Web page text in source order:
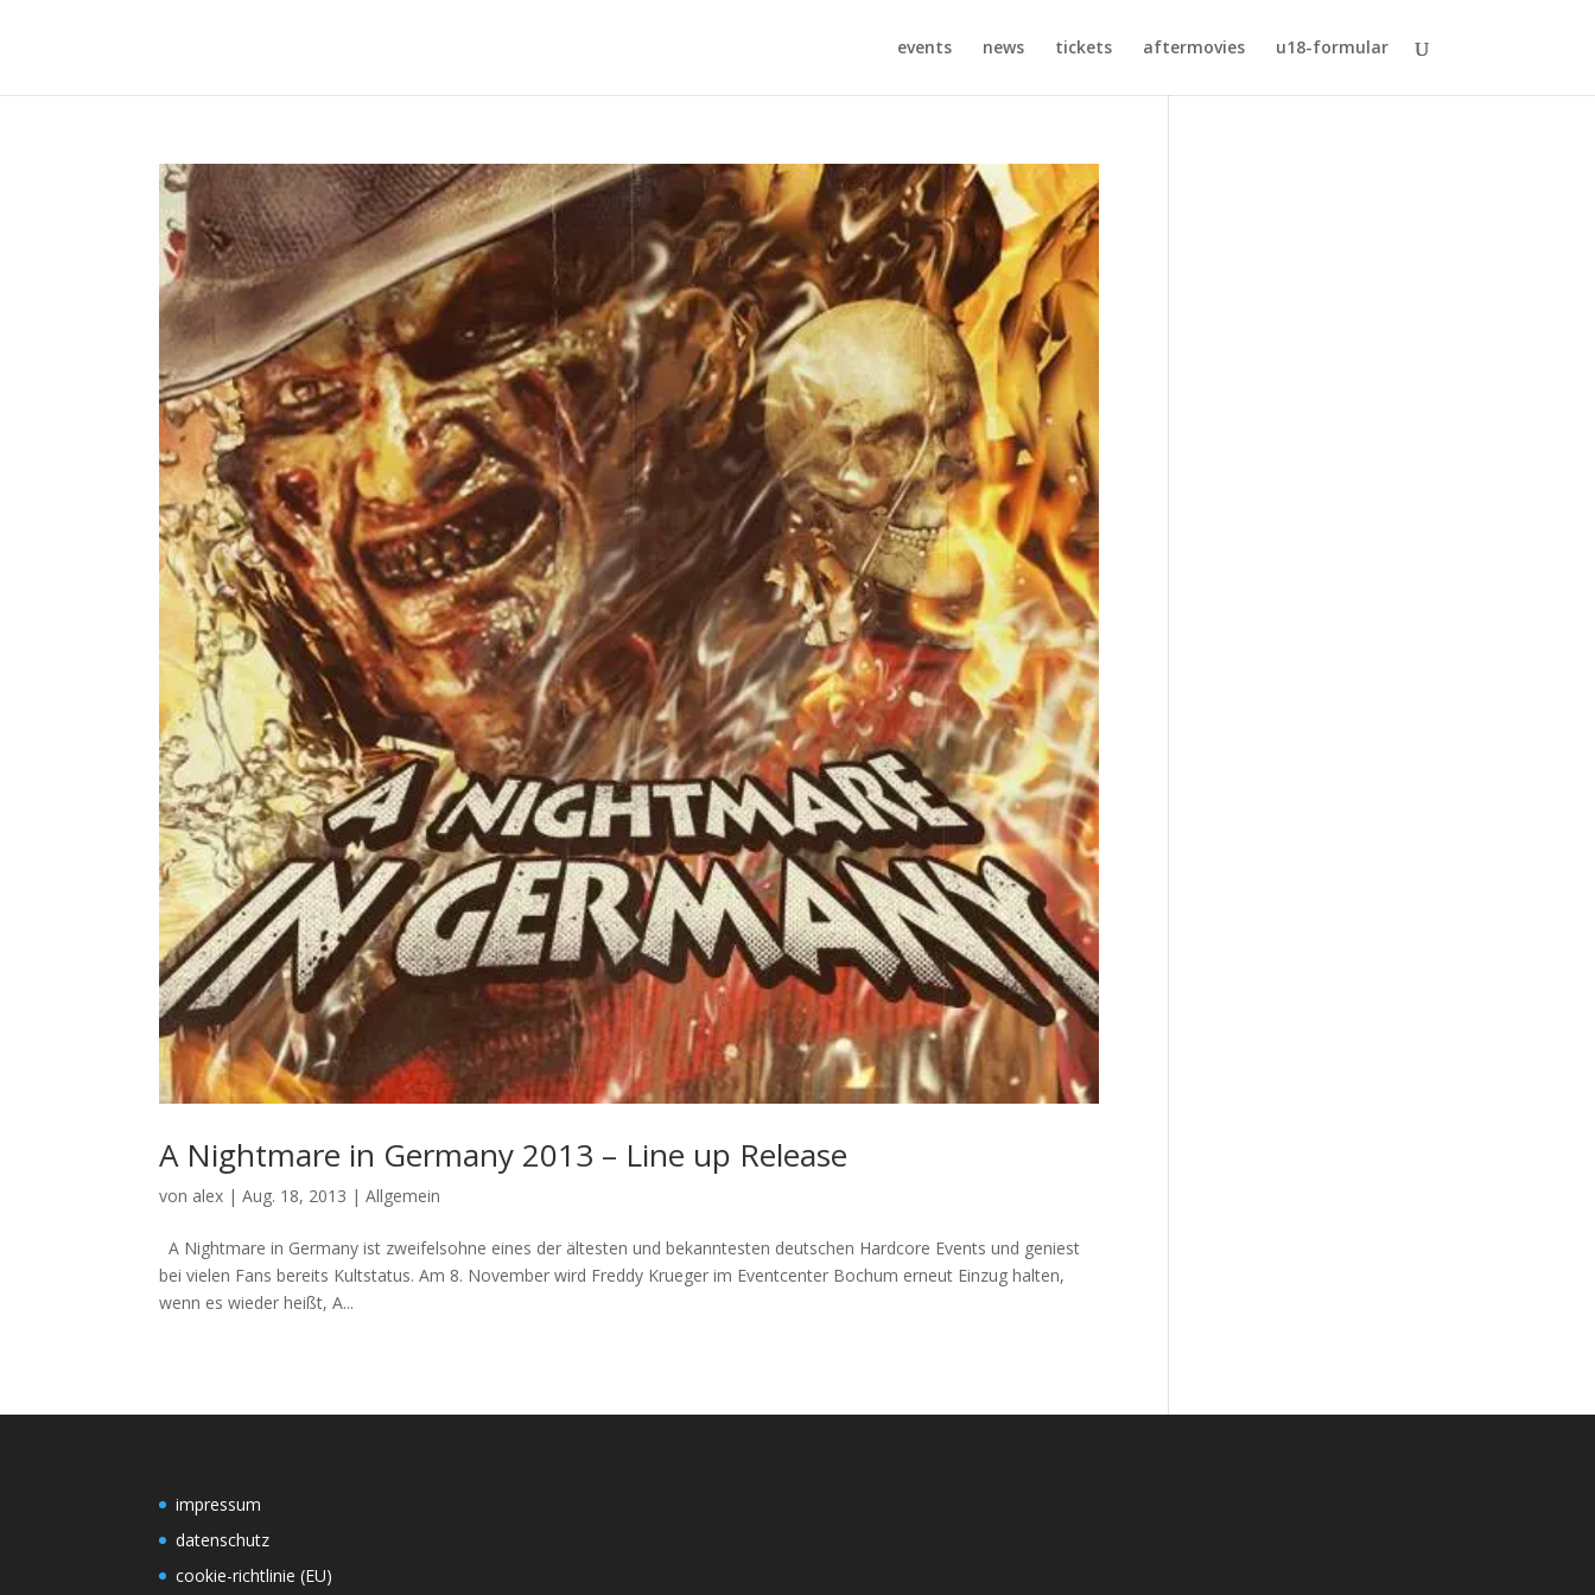
events news tickets aftermovies u18-formular
A Nightmare in Germany 2013 – Line up Release
von alex |Aug. 18, 2013 |Allgemein
A Nightmare in Germany ist zweifelsohne eines der ältesten und bekanntesten deutschen Hardcore Events und geniest
bei vielen Fans bereits Kultstatus. Am 8. November wird Freddy Krueger im Eventcenter Bochum erneut Einzug halten,
wenn es wieder heißt, A...
impressum
datenschutz
cookie-richtlinie (EU)